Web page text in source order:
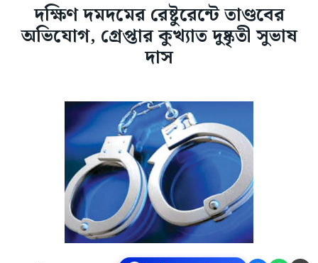
দক্ষিণ দমদমের রেষ্টুরেন্টে তাণ্ডবের
অভিযোগ, গ্রেপ্তার কুখ্যাত দুষ্কৃতী সুভাষ
দাস